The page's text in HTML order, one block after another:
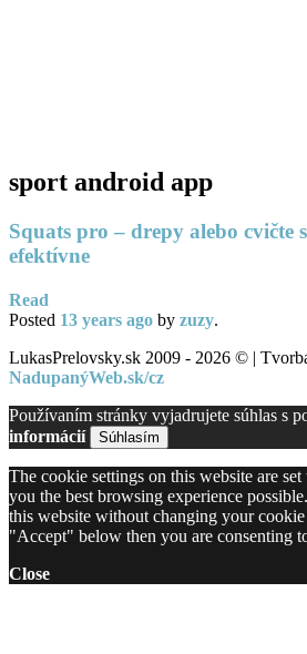
sport android app
Squats pro – drepy alebo cvičte
efektívne
Read
Posted 13 years ago by zuzy.
LukasPrelovsky.sk 2009 - 2026 © |
NadupanýWeb.sk/cz
Používaním stránky vyjadrujete súhlas s
informácií
Súhlasím
The cookie settings on this website are
you the best browsing experience
this website without changing your
"Accept" below then you are consenting
Close